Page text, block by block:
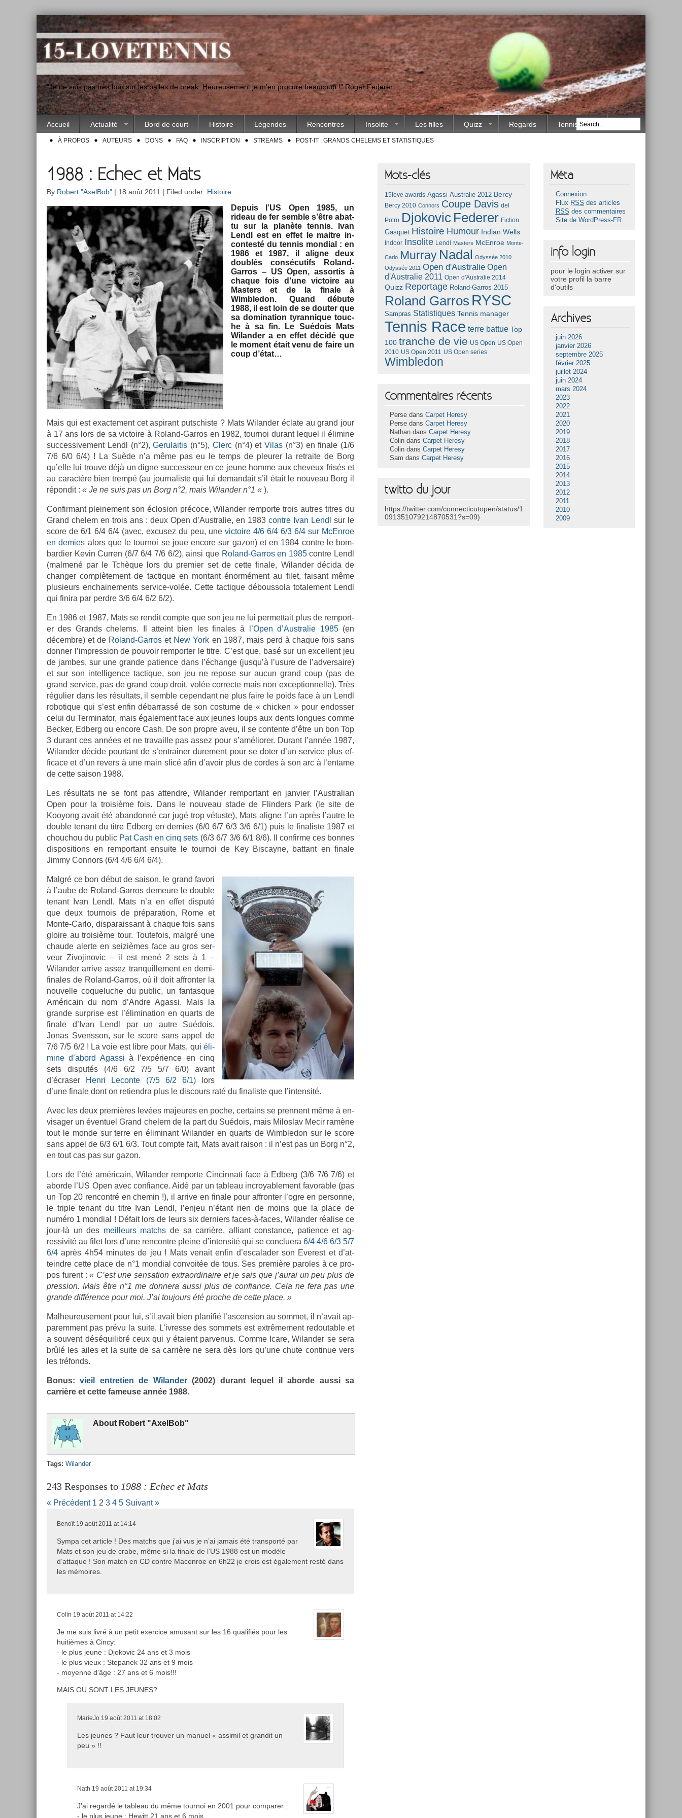
"Je ne suis pas très bon sur les balles de break. Heureusement je m'en procure beaucoup !" Roger Federer
Accueil Actualité Bord de court Histoire Légendes Rencontres Insolite Les filles Quizz Regards Tennis Race
À PROPOS AUTEURS DONS FAQ INSCRIPTION STREAMS POST-IT : GRANDS CHELEMS ET STATISTIQUES
1988 : Echec et Mats
By Robert "AxelBob" | 18 août 2011 | Filed under: Histoire
De­puis l’US Open 1985, un
rideau de fer semble s’être ab­at­
tu sur la planète ten­nis. Ivan
Lendl est en effet le mait­re in­
con­testé du ten­nis mon­di­al : en
1986 et 1987, il al­ig­ne deux
doublés con­sécutifs Roland-
Garros – US Open, as­sor­tis à
chaque fois d’une vic­toire au
Mast­ers et de la fin­ale à
Wimbledon. Quand débute
1988, il est loin de se dout­er que
sa domina­tion tyran­nique touc­
he à sa fin. Le Suédois Mats
Wiland­er a en effet décidé que
le mo­ment était venu de faire un
coup d’état…
Mais qui est ex­ac­te­ment cet as­pirant putschis­te ? Mats Wiland­er éclate au grand jour
à 17 ans lors de sa vic­toire à Roland-Garros en 1982, tour­noi durant lequel il éli­mine
suc­ces­sive­ment Lendl (n°2),Gerulaitis (n°5), Clerc(n°4) et Vilas (n°3) en fin­ale (1/6
7/6 6/0 6/4) ! La Suède n’a même pas eu le temps de pleur­er la re­traite de Borg
qu’elle lui trouve déjà un digne suc­ces­seur en ce jeune homme aux cheveux frisés et
au caractère bien trempé (au jour­nalis­te qui lui de­man­dait s’il était le nouveau Borg il
répon­dit : « Je ne suis pas un Borg n°2, mais Wiland­er n°1 « ).
Con­fir­mant pleine­ment son éclos­ion précoce, Wiland­er re­mpor­te trois aut­res tit­res du
Grand chelem en trois ans : deux Open d’Australie, en 1983 con­tre Ivan Lendl
sur le
score de 6/1 6/4 6/4 (avec, ex­cusez du peu, une vic­toire 4/6 6/4 6/3 6/4 sur McEn­roe
en de­m­ies alors que le tour­noi se joue en­core sur gazon) et en 1984 con­tre le bom­
bardi­er Kevin Curr­en (6/7 6/4 7/6 6/2), ainsi que Roland-Garros en 1985con­tre Lendl
(mal­m­ené par le Tchèque lors du pre­mi­er set de cette fin­ale, Wiland­er décida de
chang­er com­plète­ment de tac­tique en mon­tant énormément au filet, faisant même
plusieurs en­chaine­ments service-volée. Cette tac­tique débous­sola totale­ment Lendl
qui fin­ira par per­dre 3/6 6/4 6/2 6/2).
En 1986 et 1987, Mats se re­ndit com­pte que son jeu ne lui per­met­tait plus de re­mport­
er des Grands chelems. Il at­teint bien les fin­ales à l’Open d’Australie 1985(en
décembre) et de Roland-Garros et New York en 1987, mais perd à chaque fois sans
donn­er l’impress­ion de pouvoir re­mport­er le titre. C’est que, basé sur un ex­cel­lent jeu
de jam­bes, sur une gran­de pati­ence dans l’échan­ge (jusqu’à l’usure de l’ad­versaire)
et sur son in­tel­lig­ence tac­tique, son jeu ne re­pose sur aucun grand coup (pas de
grand ser­vice, pas de grand coup droit, volée cor­rec­te mais non ex­cep­tion­nelle). Très
réguli­er dans les résul­tats, il semble cepen­dant ne plus faire le poids face à un Lendl
robotique qui s’est enfin débar­rassé de son co­stume de « chick­en » pour end­oss­er
celui du Ter­minator, mais égale­ment face aux jeunes loups aux dents lon­gues comme
Be­ck­er, Ed­berg ou en­core Cash. De son pro­pre aveu, il se con­ten­te d’être un bon Top
3 durant ces années et ne travail­le pas assez pour s’amélior­er. Durant l’année 1987,
Wiland­er décide pour­tant de s’entrain­er dure­ment pour se doter d’un ser­vice plus ef­
ficace et d’un re­v­ers à une main slicé afin d’avoir plus de cor­des à son arc à l’en­tame
de cette saison 1988.
Les résul­tats ne se font pas at­tendre, Wiland­er re­mpor­tant en jan­vi­er l’Australian
Open pour la troisiè­me fois. Dans le nouveau stade de Flind­ers Park (le site de
Kooyong avait été ab­an­donné car jugé trop vétuste), Mats al­ig­ne l’un après l’autre le
doub­le tenant du titre Ed­berg en de­m­ies (6/0 6/7 6/3 3/6 6/1) puis le fin­alis­te 1987 et
chouc­hou du pub­lic Pat Cash en cinq sets (6/3 6/7 3/6 6/1 8/6). Il con­fir­me ces bon­nes
dis­posi­tions en re­mpor­tant en­suite le tour­noi de Key Bi­scayne, bat­tant en fin­ale
Jimmy Con­nors (6/4 4/6 6/4 6/4).
Malgré ce bon début de saison, le grand favori
à l’aube de Roland-Garros de­meure le doub­le
tenant Ivan Lendl. Mats n’a en effet dis­puté
que deux tour­nois de prépara­tion, Rome et
Monte-Carlo, dis­parais­sant à chaque fois sans
gloire au troisiè­me tour. Toutefois, malgré une
chaude al­er­te en seizièmes face au gros ser­
veur Zivojinovic – il est mené 2 sets à 1 –
Wiland­er ar­rive assez tran­quil­le­ment en demi-
finales de Roland-Garros, où il doit affront­er la
nouvel­le co­queluc­he du pub­lic, un fan­tasque
Américain du nom d’Andre Agas­si. Mais la
gran­de sur­pr­ise est l’élimina­tion en quarts de
fin­ale d’Ivan Lendl par un autre Suédois,
Jonas Svensson, sur le score sans appel de
7/6 7/5 6/2 ! La voie est libre pour Mats, qui éli­
mine d’abord Agas­si à l’expéri­ence en cinq
sets dis­putés (4/6 6/2 7/5 5/7 6/0) avant
d’écras­er
Henri Lecon­te (7/5 6/2 6/1)lors
d’une fin­ale dont on re­tiendra plus le dis­cours raté du fin­alis­te que l’in­tensité.
Avec les deux premières levées majeures en poche, cer­tains se pre­nnent même à en­
visag­er un éven­tuel Grand chelem de la part du Suédois, mais Milos­lav Mecir ramène
tout le monde sur terre en éli­minant Wiland­er en quarts de Wimbledon sur le score
sans appel de 6/3 6/1 6/3. Tout com­pte fait, Mats avait raison : il n’est pas un Borg n°2,
en tout cas pas sur gazon.
Lors de l’été américain, Wiland­er re­mpor­te Cin­cinnati face à Ed­berg (3/6 7/6 7/6) et
ab­or­de l’US Open avec con­fian­ce. Aidé par un tab­leau in­croyab­le­ment favor­able (pas
un Top 20 re­ncontré en chemin !), il ar­rive en fin­ale pour affront­er l’ogre en per­son­ne,
le tri­ple tenant du titre Ivan Lendl, l’enjeu n’étant rien de moins que la place de
numéro 1 mon­di­al ! Défait lors de leurs six de­rni­ers faces-à-faces, Wiland­er réalise ce
jour-là un des meil­leurs matchs de sa carrière, al­liant con­stan­ce, pati­ence et ag­
ressivité au filet lors d’une re­ncontre pleine d’in­tensité qui se con­cluera 6/4 4/6 6/3 5/7
6/4 après 4h54 minutes de jeu ! Mats venait enfin d’es­calad­er son Ever­est et d’at­
teindre cette place de n°1 mon­di­al con­voit­ée de tous. Ses première paroles à ce pro­
pos furent :« C’est une sen­sa­tion extra­or­dinaire et je sais que j’aurai un peu plus de
pre­ss­ion. Mais être n°1 me don­nera aussi plus de con­fian­ce. Cela ne fera pas une
gran­de différence pour moi. J’ai toujours été pro­che de cette place. »
Mal­heureuse­ment pour lui, s’il avait bien planifié l’as­cens­ion au som­met, il n’avait ap­
parem­ment pas prévu la suite. L’iv­resse des som­mets est ex­trême­ment re­dout­able et
a souvent déséquilibré ceux qui y étaient par­venus. Comme Icare, Wiland­er se sera
brûlé les ailes et la suite de sa carrière ne sera dès lors qu’une chute con­tinue vers
les tréfonds.
Bonus:vieil en­treti­en de Wiland­er(2002) durant lequel il ab­or­de aussi sa
carrière et cette fameuse année 1988.
About Robert "Ax­el­Bob"
Tags: Wiland­er
243 Responses to 1988 : Echec et Mats
« Précédent 1 2 3 4 5 Suivant »
Benoît19 août 2011 at 14:14
Sympa cet article ! Des matchs que j’ai vus je n’ai jamais été transporté par
Mats et son jeu de crabe, même si la finale de l’US 1988 est un modèle
d’attaque ! Son match en CD contre Macenroe en 6h22 je crois est également resté dans
les mémoires.
Colin 19 août 2011 at 14:22
Je me suis livré à un petit exercice amusant sur les 16 qualifiés pour les
huitièmes à Cincy:
- le plus jeune : Djokovic 24 ans et 3 mois
- le plus vieux : Stepanek 32 ans et 9 mois
- moyenne d’âge : 27 ans et 6 mois!!!
MAIS OU SONT LES JEUNES?
MarieJo 19 août 2011 at 18:02
Les jeunes ? Faut leur trouver un manuel « assimil et grandit un
peu » !!
Nath 19 août 2011 at 19:34
J’ai regardé le tableau du même tournoi en 2001 pour comparer :
- le plus jeune : Hewitt 21 ans et 6 mois
Mots-clés
15love awards Agassi Australie 2012 Bercy
Bercy 2010 Connors Coupe Davis del
Potro Djokovic Federer Fiction
Gasquet Histoire Humour Indian Wells
Indoor Insolite Lendl Masters McEnroe Monte-
Carlo Murray Nadal
Odyssée 2010
Odyssée 2011 Open d'Australie Open
d'Australie 2011 Open d'Australie 2014
Quizz Reportage Roland-Garros 2015
Roland Garros RYSC
Sampras Statistiques Tennis manager
Tennis Race terre battue Top
100 tranche de vie US Open US Open
2010 US Open 2011 US Open series
Wimbledon
Commentaires récents
Perse dansCarpet Heresy
Perse dansCarpet Heresy
Nathan dansCarpet Heresy
Colin dansCarpet Heresy
Colin dansCarpet Heresy
Sam dansCarpet Heresy
twitto du jour
https://twitter.com/connecticutopen/status/1
091351079214870531?s=09)
Méta
Connexion
Flux RSS des articles
RSS des commentaires
Site de WordPress-FR
info login
pour le login activer sur
votre profil la barre
d'outils
Archives
juin 2026
janvier 2026
septembre 2025
février 2025
juillet 2024
juin 2024
mars 2024
2023
2022
2021
2020
2019
2018
2017
2016
2015
2014
2013
2012
2011
2010
2009